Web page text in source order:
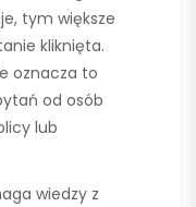
tym większe
kliknięta.
oznacza to
od osób
lub
wiedzy z